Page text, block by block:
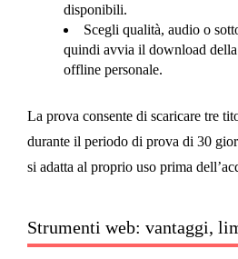
disponibili.
Scegli qualità, audio o
quindi avvia il download
offline personale.
La prova consente di scaricare tre
durante il periodo di prova di 30
si adatta al proprio uso prima
Strumenti web: vantaggi,